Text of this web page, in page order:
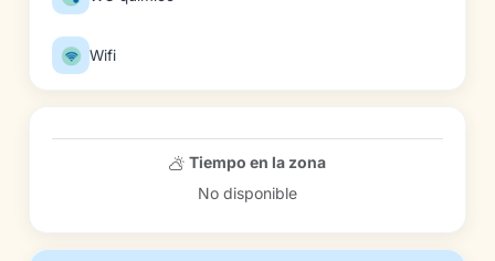
Wifi
Tiempo en la zona
No disponible